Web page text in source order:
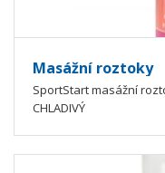
Masážní roztoky
SportStart masážní
CHLADIVÝ